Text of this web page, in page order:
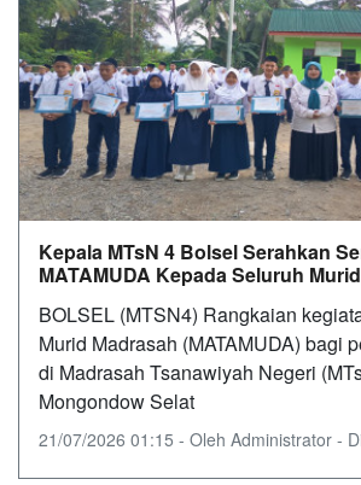
Kepala MTsN 4 Bolsel Serahkan
MATAMUDA Kepada Seluruh
BOLSEL (MTSN4) Rangkaian
Murid Madrasah (MATAMUDA) bagi
di Madrasah Tsanawiyah Negeri
Mongondow Selat
21/07/2026 01:15 - Oleh Administrator -